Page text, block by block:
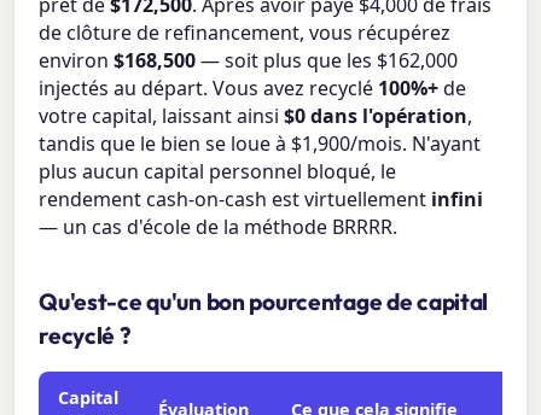
de clôture de refinancement, vous récupérez
environ$168,500— soit plus que les $162,000
injectés au départ. Vous avez recyclé 100%+de
votre capital, laissant ainsi$0 dans l'opération,
tandis que le bien se loue à $1,900/mois. N'ayant
plus aucun capital personnel bloqué, le
rendement cash-on-cash est virtuellement infini
— un cas d'école de la méthode BRRRR.
Qu'est-ce qu'un bon pourcentage de capital
recyclé ?
Capital
Évaluation Ce que cela signifie